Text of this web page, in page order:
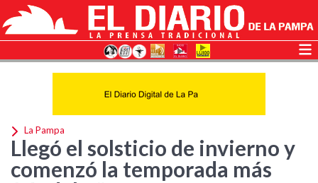
La Pampa
Llegó el solsticio de invierno y
comenzó la temporada más